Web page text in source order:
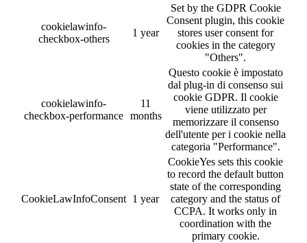
cookielawinfo-
checkbox-others
1 year
Set by the GDPR Cookie
Consent plugin, this cookie
stores user consent for
cookies in the category
"Others".
cookielawinfo-
checkbox-performance
11
months
Questo cookie è impostato
dal plug-in di consenso sui
cookie GDPR. Il cookie
viene utilizzato per
memorizzare il consenso
dell'utente per i cookie nella
categoria "Performance".
CookieLawInfoConsent 1 year
CookieYes sets this cookie
to record the default button
state of the corresponding
category and the status of
CCPA. It works only in
coordination with the
primary cookie.